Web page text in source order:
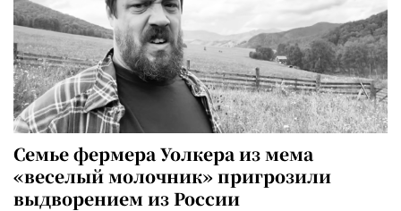
Семье фермера Уолкера из мема
«веселый молочник» пригрозили
выдворением из России